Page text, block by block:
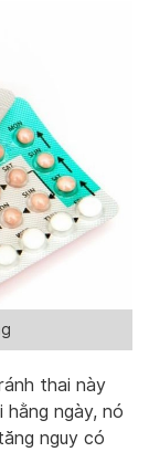
thai này
ngày, nó
nguy có